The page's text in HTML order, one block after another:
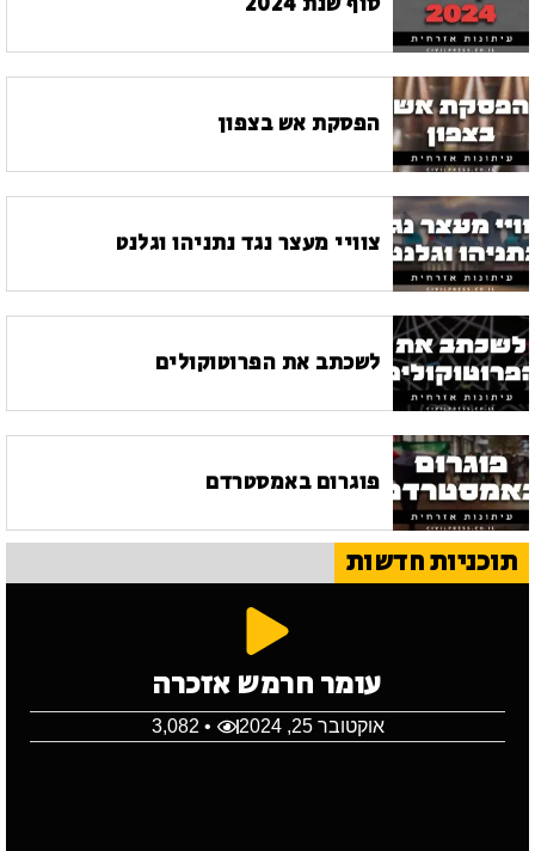
הפסקת אש בצפון
צוויי מעצר נגד נתניהו וגלנט
לשכתב את הפרוטוקולים
פוגרום באמסטרדם
תוכניות חדשות
עומר חרמש אזכרה
אוקטובר 25, 2024 • 3,082